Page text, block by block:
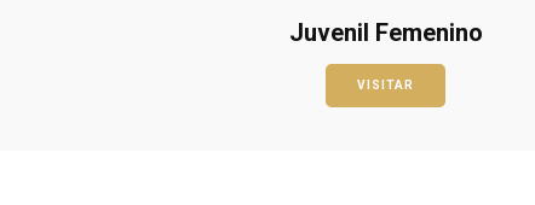
Juvenil Femenino
VISITAR